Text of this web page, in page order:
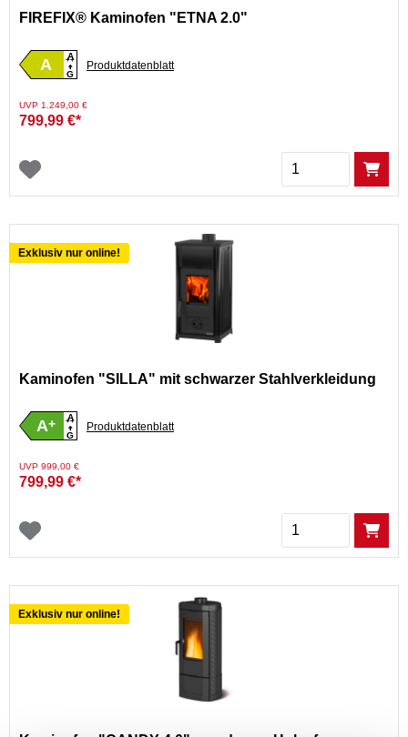
FIREFIX® Kaminofen "ETNA 2.0"
A
++
G
A Produktdatenblatt
Preis reduziert von
UVP 1.249,00 €auf
799,99 €*
Menge
Exklusiv nur online!
Kaminofen "SILLA" mit schwarzer Stahlverkleidung
A
++
G
A+ Produktdatenblatt
Preis reduziert von
UVP 999,00 €auf
799,99 €*
Menge
Exklusiv nur online!